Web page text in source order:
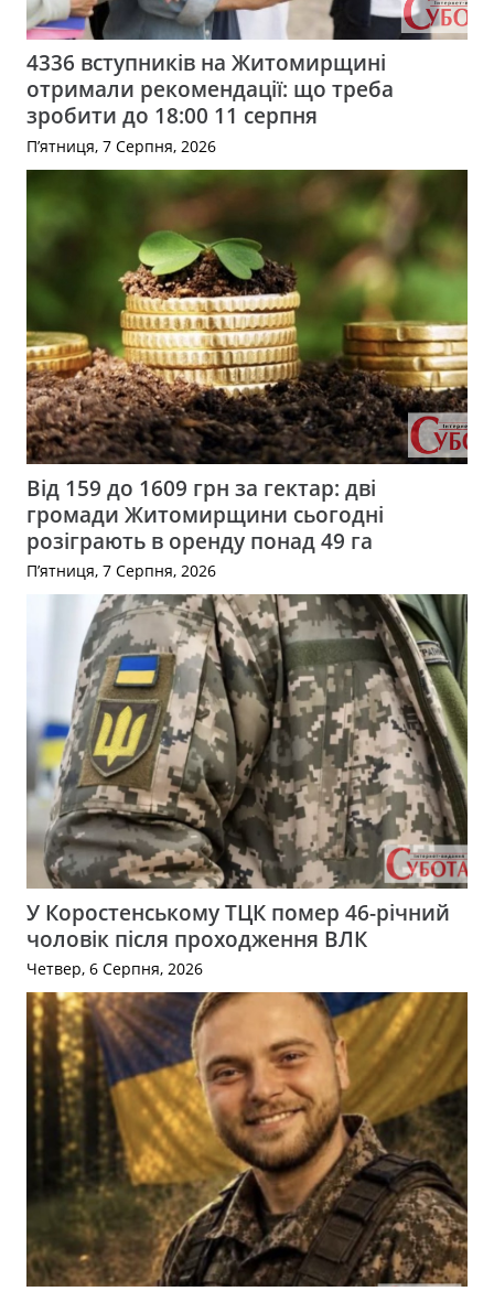
4336 вступників на Житомирщині
отримали рекомендації: що треба
зробити до 18:00 11 серпня
П’ятниця, 7 Серпня, 2026
Від 159 до 1609 грн за гектар: дві
громади Житомирщини сьогодні
розіграють в оренду понад 49 га
П’ятниця, 7 Серпня, 2026
У Коростенському ТЦК помер 46-річний
чоловік після проходження ВЛК
Четвер, 6 Серпня, 2026